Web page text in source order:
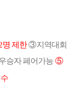
명 제한③지역대회
승자 페어가능 ⑤